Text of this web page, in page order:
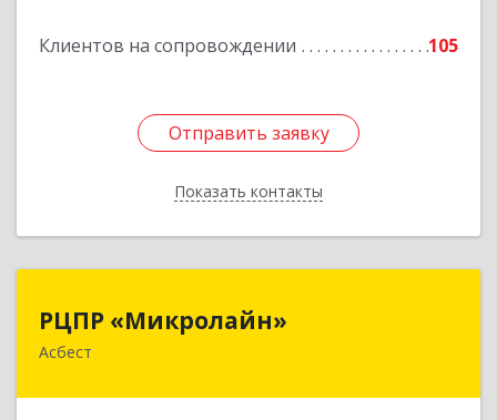
Клиентов на сопровождении 105
Отправить заявку
Показать контакты
Отправить заявку
Назад
РЦПР «Микролайн»
Асбест
РЦПР «Микролайн»
624272, Свердловская обл, Асбест г, имени В.И.